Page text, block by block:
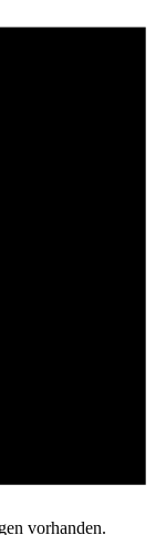
vorhanden.